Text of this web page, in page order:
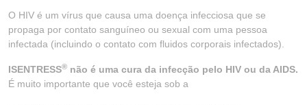
O HIV é um vírus que causa uma doença infecciosa que se
propaga por contato sanguíneo ou sexual com uma pessoa
infectada (incluindo o contato com fluidos corporais infectados).
ISENTRESS® não é uma cura da infecção pelo HIV ou da AIDS.
É muito importante que você esteja sob a